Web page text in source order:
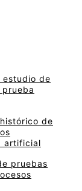
estudio de
de
artificial
pruebas